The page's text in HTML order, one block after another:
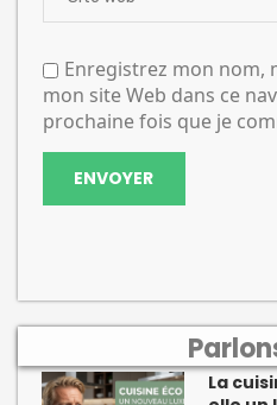
Enregistrez mon nom,
mon site Web dans ce
prochaine fois que je
La